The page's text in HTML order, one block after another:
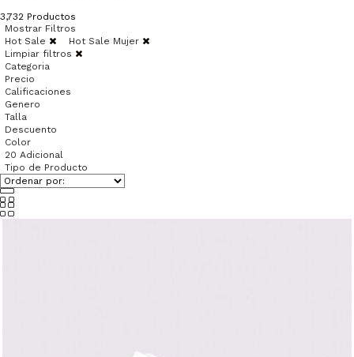
3,732 Productos
Mostrar Filtros
Hot Sale
Hot Sale Mujer
Limpiar filtros
Categoria
Precio
Calificaciones
Genero
Talla
Descuento
Color
20 Adicional
Tipo de Producto